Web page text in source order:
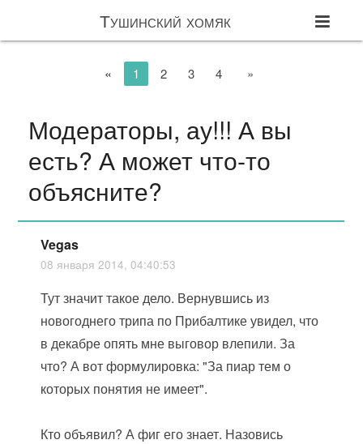
Тушинский хомяк
« 1 2 3 4 »
Модераторы, ау!!! А вы
есть? А может что-то
объясните?
Vegas
08 января 2014, 04:40:53
Тут значит такое дело. Вернувшись из
новогоднего трипа по Прибалтике увидел, что
в декабре опять мне выговор влепили. За
что? А вот формулировка: "За пиар тем о
которых понятия не имеет".
Кто объявил? А фиг его знает. Назовись